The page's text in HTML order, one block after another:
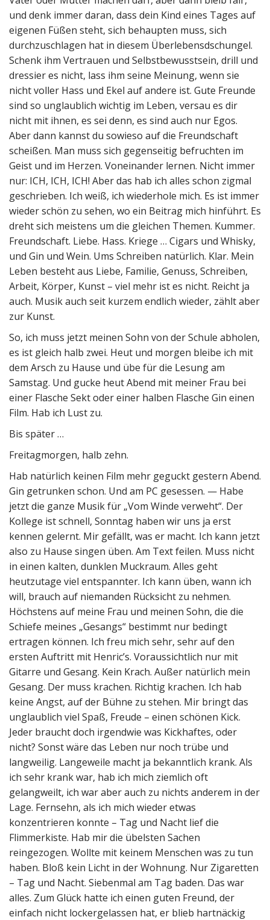
und denk immer daran, dass dein Kind eines Tages auf
eigenen Füßen steht, sich behaupten muss, sich
durchzuschlagen hat in diesem Überlebensdschungel.
Schenk ihm Vertrauen und Selbstbewusstsein, drill und
dressier es nicht, lass ihm seine Meinung, wenn sie
nicht voller Hass und Ekel auf andere ist. Gute Freunde
sind so unglaublich wichtig im Leben, versau es dir
nicht mit ihnen, es sei denn, es sind auch nur Egos.
Aber dann kannst du sowieso auf die Freundschaft
scheißen. Man muss sich gegenseitig befruchten im
Geist und im Herzen. Voneinander lernen. Nicht immer
nur: ICH, ICH, ICH! Aber das hab ich alles schon zigmal
geschrieben. Ich weiß, ich wiederhole mich. Es ist immer
wieder schön zu sehen, wo ein Beitrag mich hinführt. Es
dreht sich meistens um die gleichen Themen. Kummer.
Freundschaft. Liebe. Hass. Kriege … Cigars und Whisky,
und Gin und Wein. Ums Schreiben natürlich. Klar. Mein
Leben besteht aus Liebe, Familie, Genuss, Schreiben,
Arbeit, Körper, Kunst – viel mehr ist es nicht. Reicht ja
auch. Musik auch seit kurzem endlich wieder, zählt aber
zur Kunst.
So, ich muss jetzt meinen Sohn von der Schule abholen,
es ist gleich halb zwei. Heut und morgen bleibe ich mit
dem Arsch zu Hause und übe für die Lesung am
Samstag. Und gucke heut Abend mit meiner Frau bei
einer Flasche Sekt oder einer halben Flasche Gin einen
Film. Hab ich Lust zu.
Bis später …
Freitagmorgen, halb zehn.
Hab natürlich keinen Film mehr geguckt gestern Abend.
Gin getrunken schon. Und am PC gesessen. — Habe
jetzt die ganze Musik für „Vom Winde verweht“. Der
Kollege ist schnell, Sonntag haben wir uns ja erst
kennen gelernt. Mir gefällt, was er macht. Ich kann jetzt
also zu Hause singen üben. Am Text feilen. Muss nicht
in einen kalten, dunklen Muckraum. Alles geht
heutzutage viel entspannter. Ich kann üben, wann ich
will, brauch auf niemanden Rücksicht zu nehmen.
Höchstens auf meine Frau und meinen Sohn, die die
Schiefe meines „Gesangs“ bestimmt nur bedingt
ertragen können. Ich freu mich sehr, sehr auf den
ersten Auftritt mit Henric’s. Voraussichtlich nur mit
Gitarre und Gesang. Kein Krach. Außer natürlich mein
Gesang. Der muss krachen. Richtig krachen. Ich hab
keine Angst, auf der Bühne zu stehen. Mir bringt das
unglaublich viel Spaß, Freude – einen schönen Kick.
Jeder braucht doch irgendwie was Kickhaftes, oder
nicht? Sonst wäre das Leben nur noch trübe und
langweilig. Langeweile macht ja bekanntlich krank. Als
ich sehr krank war, hab ich mich ziemlich oft
gelangweilt, ich war aber auch zu nichts anderem in der
Lage. Fernsehn, als ich mich wieder etwas
konzentrieren konnte – Tag und Nacht lief die
Flimmerkiste. Hab mir die übelsten Sachen
reingezogen. Wollte mit keinem Menschen was zu tun
haben. Bloß kein Licht in der Wohnung. Nur Zigaretten
– Tag und Nacht. Siebenmal am Tag baden. Das war
alles. Zum Glück hatte ich einen guten Freund, der
einfach nicht lockergelassen hat, er blieb hartnäckig